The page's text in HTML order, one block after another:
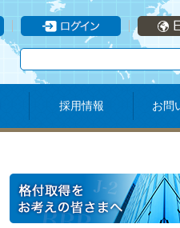
採用情報 お問